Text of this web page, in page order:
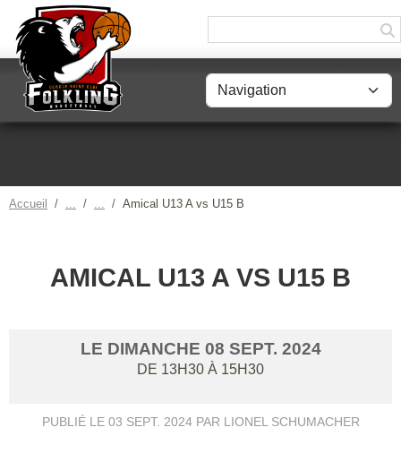
Accueil Amical U13 A vs U15 B
AMICAL U13 A VS U15 B
LE DIMANCHE 08 SEPT. 2024
DE 13H30 À 15H30
PUBLIÉ LE 03 SEPT. 2024PAR LIONEL SCHUMACHER
Panneau de gestion des cookies